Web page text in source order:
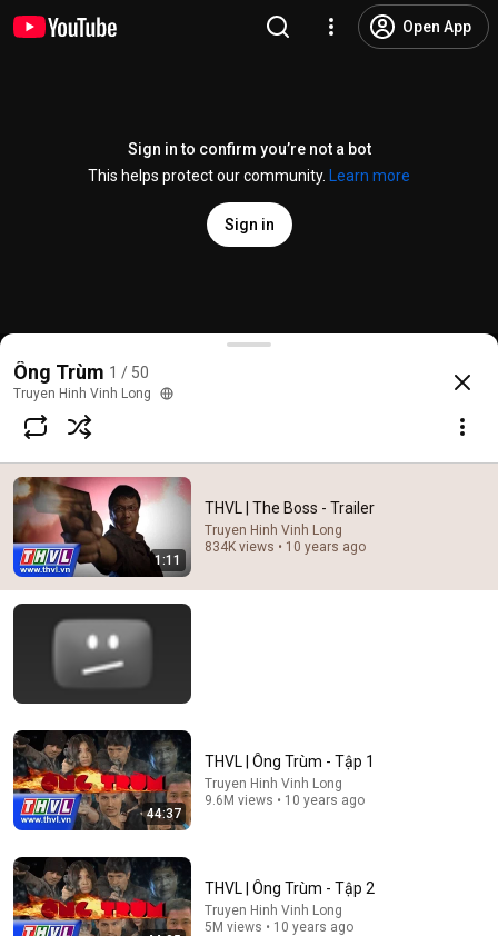
Open App
Sign in to confirm you’re not a bot
This helps protect our community.
Learn more
Sign in
THVL | The Boss - Trailer
@ VinhLongTV 415 likes
Subscribe
Comments 17
Comment...
Dám Đụng Đến Vợ Ông Trùm Bến Thượng Hải, Tổng
Tư Lệnh Lập Tức Trả Giá Đắt | Phim Hành Động Giang
Hồ
MỌT PHIM TV
New 40K views
Ông Trùm 1 / 50
Truyen Hinh Vinh Long
1:11
THVL | The Boss - Trailer
Truyen Hinh Vinh Long
834K views • 10 years ago
44:37
THVL | Ông Trùm - Tập 1
Truyen Hinh Vinh Long
9.6M views • 10 years ago
THVL | Ông Trùm - Tập 2
Truyen Hinh Vinh Long
5M views • 10 years ago